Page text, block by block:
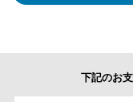
下記のお